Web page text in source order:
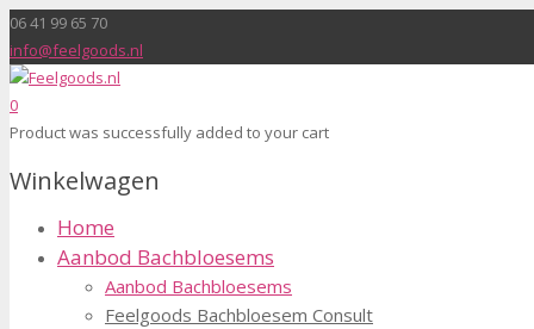
06 41 99 65 70
info@feelgoods.nl
0
Productwas successfully added to your cart
Winkelwagen
Home
Aanbod Bachbloesems
Aanbod Bachbloesems
Feelgoods Bachbloesem Consult